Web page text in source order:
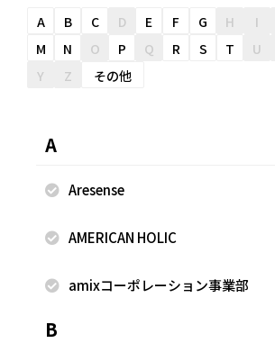
友だち追加
トップス: アシメデザインで雰囲気が出る
すすめです♪ パンツ: コットン素材で夏場
ツです！
A B C D E F G H I
M
N O P Q R S T U
Y
Z その他
A
Aresense
AMERICAN HOLIC
amixコーポレーション事業部
B